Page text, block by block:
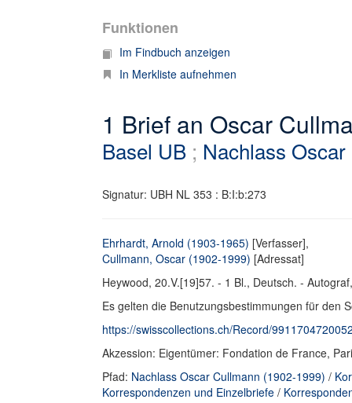
Funktionen
Im Findbuch anzeigen
In Merkliste aufnehmen
1 Brief an Oscar
Basel UB ; Nachlass
Signatur: UBH NL 353 : B:I:b:273
Ehrhardt, Arnold (1903-1965) [Verfasser],
Cullmann, Oscar (1902-1999) [Adressat]
Heywood, 20.V.[19]57. - 1 Bl., Deutsch. -
Es gelten die Benutzungsbestimmungen für den
https://swisscollections.ch/Record/
Akzession: Eigentümer: Fondation de France,
Pfad: Nachlass Oscar Cullmann (1902-1999) /
Korrespondenzen und Einzelbriefe /